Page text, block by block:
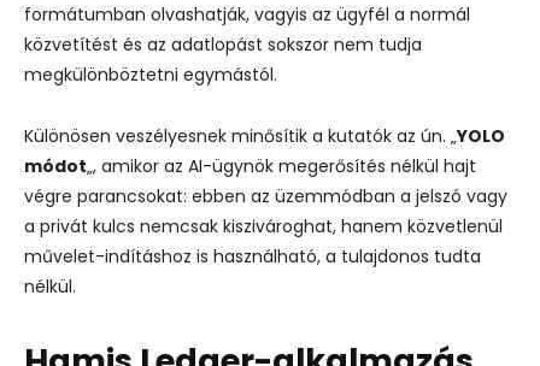
formátumban olvashatják, vagyis az ügyfél a normál
közvetítést és az adatlopást sokszor nem tudja
megkülönböztetni egymástól.
Különösen veszélyesnek minősítik a kutatók az ún. „YOLO
módot„, amikor az AI-ügynök megerősítés nélkül hajt
végre parancsokat: ebben az üzemmódban a jelszó vagy
a privát kulcs nemcsak kiszivároghat, hanem közvetlenül
művelet-indításhoz is használható, a tulajdonos tudta
nélkül.